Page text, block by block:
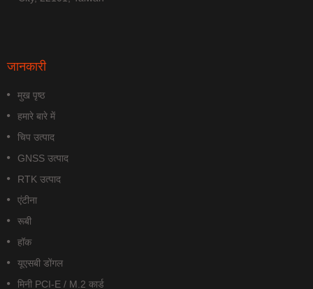
जानकारी
मुख पृष्ठ
हमारे बारे में
चिप उत्पाद
GNSS उत्पाद
RTK उत्पाद
एंटीना
रूबी
हॉक
यूएसबी डोंगल
मिनी PCI-E / M.2 कार्ड